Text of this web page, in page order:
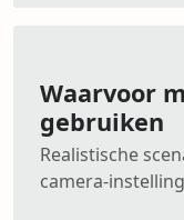
Waarvoor
gebruiken
Realistische
camera-